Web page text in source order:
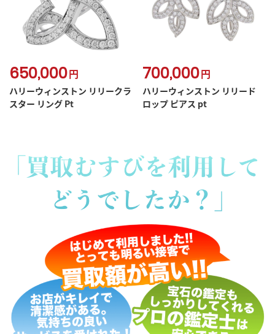
650,000円
ハリーウィンストン リリークラ
スター リング Pt
700,000円
ハリーウィンストン リリード
ロップ ピアス pt